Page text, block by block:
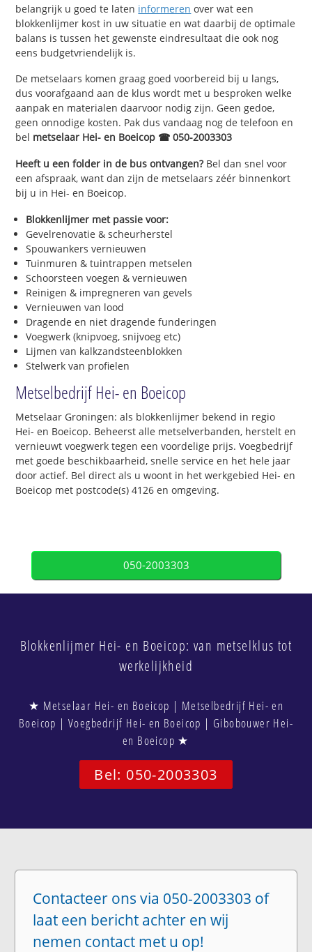
belangrijk u goed te laten informeren over wat een
blokkenlijmer kost in uw situatie en wat daarbij de optimale
balans is tussen het gewenste eindresultaat die ook nog
eens budgetvriendelijk is.
De metselaars komen graag goed voorbereid bij u langs,
dus voorafgaand aan de klus wordt met u besproken welke
aanpak en materialen daarvoor nodig zijn. Geen gedoe,
geen onnodige kosten. Pak dus vandaag nog de telefoon en
bel metselaar Hei- en Boeicop ☎ 050-2003303
Heeft u een folder in de bus ontvangen?Bel dan snel voor
een afspraak, want dan zijn de metselaars zéér binnenkort
bij u in Hei- en Boeicop.
Blokkenlijmer met passie voor:
Gevelrenovatie & scheurherstel
Spouwankers vernieuwen
Tuinmuren & tuintrappen metselen
Schoorsteen voegen & vernieuwen
Reinigen & impregneren van gevels
Vernieuwen van lood
Dragende en niet dragende funderingen
Voegwerk (knipvoeg, snijvoeg etc)
Lijmen van kalkzandsteenblokken
Stelwerk van profielen
Metselbedrijf Hei- en Boeicop
Metselaar Groningen: als blokkenlijmer bekend in regio
Hei- en Boeicop. Beheerst alle metselverbanden, herstelt en
vernieuwt voegwerk tegen een voordelige prijs. Voegbedrijf
met goede beschikbaarheid, snelle service en het hele jaar
door actief. Bel direct als u woont in het werkgebied Hei- en
Boeicop met postcode(s) 4126 en omgeving.
050-2003303
Blokkenlijmer Hei- en Boeicop: van metselklus tot
werkelijkheid
★ Metselaar Hei- en Boeicop | Metselbedrijf Hei- en
Boeicop | Voegbedrijf Hei- en Boeicop | Gibobouwer Hei-
en Boeicop ★
Bel: 050-2003303
Contacteer ons via 050-2003303 of
laat een bericht achter en wij
nemen contact met u op!